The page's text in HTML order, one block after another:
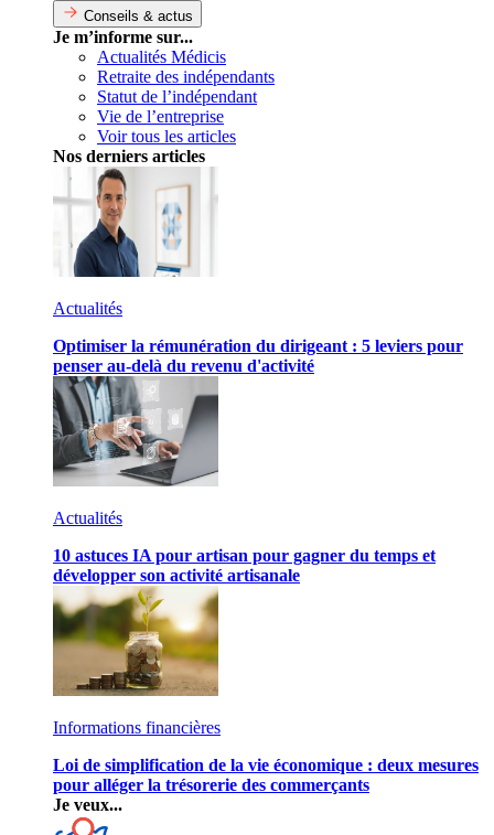
Conseils & actus
Je m’informe sur...
Actualités Médicis
Retraite des indépendants
Statut de l’indépendant
Vie de l’entreprise
Voir tous les articles
Nos derniers articles
Actualités
Optimiser la rémunération du dirigeant : 5 leviers pour
penser au-delà du revenu d'activité
Actualités
10 astuces IA pour artisan pour gagner du temps et
développer son activité artisanale
Informations financières
Loi de simplification de la vie économique : deux mesures
pour alléger la trésorerie des commerçants
Je veux...